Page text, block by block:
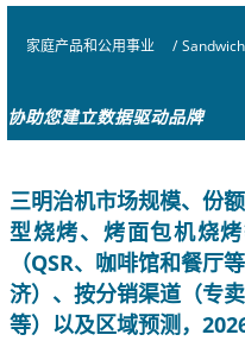
家庭产品和公用事业 /
协助您建立数据驱动品牌
三明治机市场规模、份
型烧烤、烤面包机烧
（QSR、咖啡馆和餐厅
济）、按分销渠道（专
等）以及区域预测，